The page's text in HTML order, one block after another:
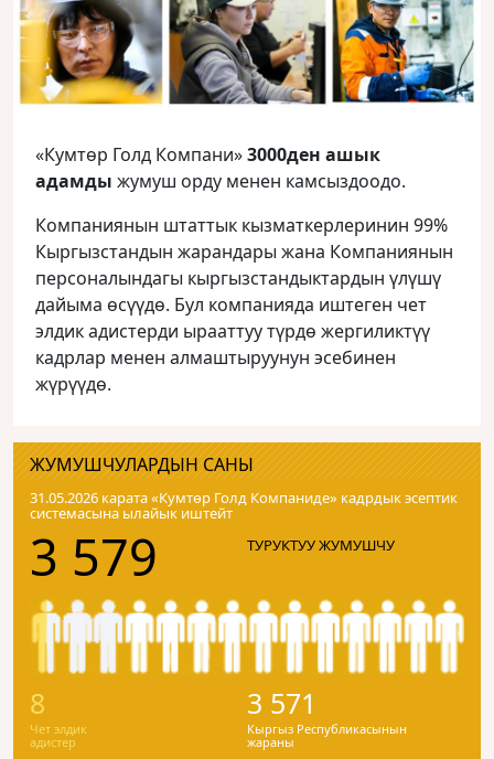
«Кумтөр Голд Компани»3000ден ашык
адамды жумуш орду менен камсыздоодо.
Компаниянын штаттык кызматкерлеринин 99%
Кыргызстандын жарандары жана Компаниянын
персоналындагы кыргызстандыктардын үлүшү
дайыма өсүүдө. Бул компанияда иштеген чет
элдик адистерди ырааттуу түрдө жергиликтүү
кадрлар менен алмаштыруунун эсебинен
жүрүүдө.
ЖУМУШЧУЛАРДЫН САНЫ
31.05.2026 карата «Кумтɵр Голд Компаниде» кадрдык эсептик
системасына ылайык иштейт
3 579 ТУРУКТУУ ЖУМУШЧУ
8
Чет элдик
адистер
3 571
Кыргыз Республикасынын
жараны